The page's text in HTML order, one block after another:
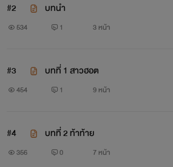
#2 บทนำ
534 1 3 หน้า
#3 บทที่ 1 สาวฮอต
454 1 9 หน้า
#4 บทที่ 2 ท้าท้าย
356 0 7 หน้า